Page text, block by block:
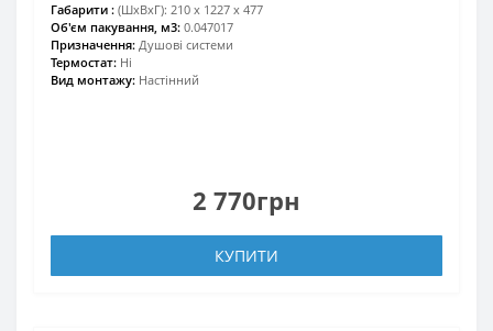
Габарити : (ШхВхГ): 210 х 1227 х 477
Об'єм пакування, м3: 0.047017
Призначення: Душові системи
Термостат: Ні
Вид монтажу: Настінний
2 770грн
КУПИТИ